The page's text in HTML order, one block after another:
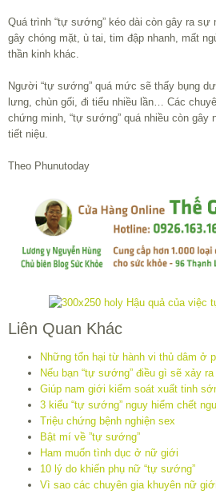
Quá trình “tự sướng” kéo dài còn gây ra sự
gây chóng mặt, ù tai, tim đập nhanh, mất
thần kinh khác.
Người “tự sướng” quá mức sẽ thấy bụng
lưng, chùn gối, đi tiểu nhiều lần… Các
chứng minh, “tự sướng” quá nhiều còn gây
tiết niệu.
Theo Phunutoday
Liên Quan Khác
Những tổn hại từ hành vi thủ dâm ở
Nếu bạn “tự sướng” điều gì sẽ xảy
Giúp nam giới kiểm soát xuất tinh
3 kiểu “tự sướng” nguy hiểm chết
Triệu chứng bệnh nghiện sex
Bật mí về ”tự sướng”
Ham muốn tình dục ở nữ giới
10 lý do khiến phụ nữ “tự sướng”
Vì sao các chuyên gia khuyên nữ